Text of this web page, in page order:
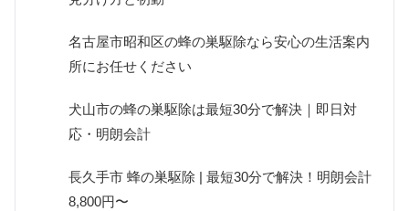
名古屋市昭和区の蜂の巣駆除なら安心の生活案内
所にお任せください
犬山市の蜂の巣駆除は最短30分で解決｜即日対
応・明朗会計
長久手市 蜂の巣駆除 | 最短30分で解決！明朗会計
8,800円〜